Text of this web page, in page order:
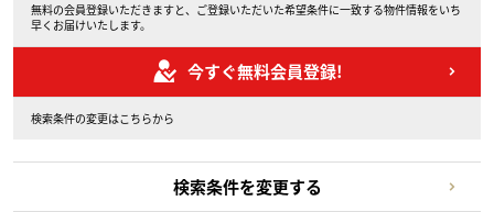
無料の会員登録いただきますと、ご登録いただいた希望条件に一致する物件情報をいち
早くお届けいたします。
今すぐ無料会員登録!
検索条件の変更はこちらから
検索条件を変更する